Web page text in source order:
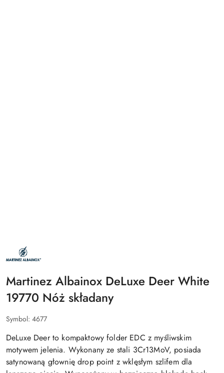
NAZWA
PRODUCENTA:
MARTINEZ
Martinez Albainox DeLuxe Deer White
19770 Nóż składany
Symbol: 4677
DeLuxe Deer to kompaktowy folder EDC z myśliwskim
motywem jelenia. Wykonany ze stali 3Cr13MoV, posiada
satynowaną głownię drop point z wklęsłym szlifem dla